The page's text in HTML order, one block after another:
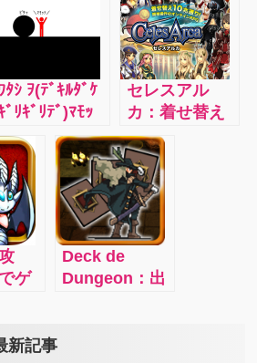
と思います。
ールドな天
あります。
バーガーショ
ップの店員で
す。客の要求
に素早くこた
えながら、あ
なたのお店を
大きくしてい
きましょう！
ﾀｼ ｦ(ﾃﾞｷﾙﾀﾞｹ
ﾞﾘｷﾞﾘﾃﾞ)ﾏﾓｯ
：黒い何かか
赤い人を守
ましょう。
のためには
くの犠牲が
要ですが、
んなことは
ったこっち
犠牲にし
セレスアル
カ：着せ替え
10兆通りのオ
ンラインRPG
を攻略したい,
ステ振りに悩
む
ゲ
Deck de
Dungeon：出
新記事